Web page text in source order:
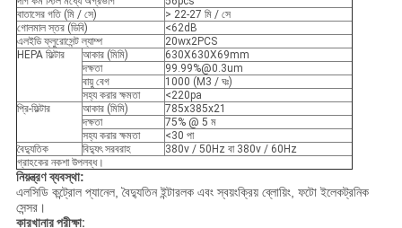
বাতাসের গতি (মি / সে)
> 22-27 মি / সে
গোলমাল স্তর (ডিবি)
<62dB
এলইডি ফ্লুরোসেন্ট ল্যাম্প
20wx2PCS
HEPA ফিল্টার
আকার (মিমি)
630X630X69mm
দক্ষতা
99.99%@0.3um
বায়ু বেগ
1000 (M3 / ঘঃ)
সহ্য করার ক্ষমতা
<220pa
প্রি-ফিল্টার
আকার (মিমি)
785x385x21
দক্ষতা
75% @ 5 ম
সহ্য করার ক্ষমতা
<30 পা
বৈদ্যুতিক
বিদ্যুৎ সরবরাহ
380v / 50Hz বা 380v / 60Hz
গ্রাহকের নকশা উপলব্ধ।
নিয়ন্ত্রণ ব্যবস্থা:
এলসিডি কন্ট্রোল প্যানেল, বৈদ্যুতিন ইন্টারলক এবং স্বয়ংক্রিয় ব্লোয়িং, ফটো ইলেকট্রনিক
সেন্সর।
কারখানার পরীক্ষা: